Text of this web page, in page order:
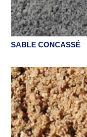
SABLE CONCASSÉ